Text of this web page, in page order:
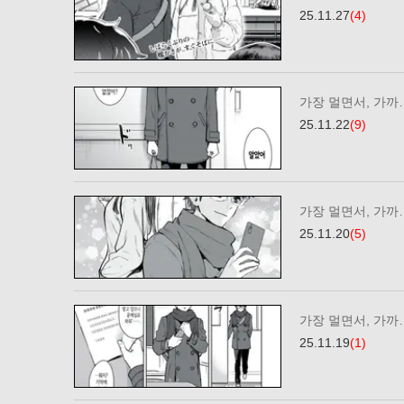
25.11.27(4)
가장 멀면서, 가
25.11.22(9)
가장 멀면서, 가
25.11.20(5)
가장 멀면서, 가
25.11.19(1)